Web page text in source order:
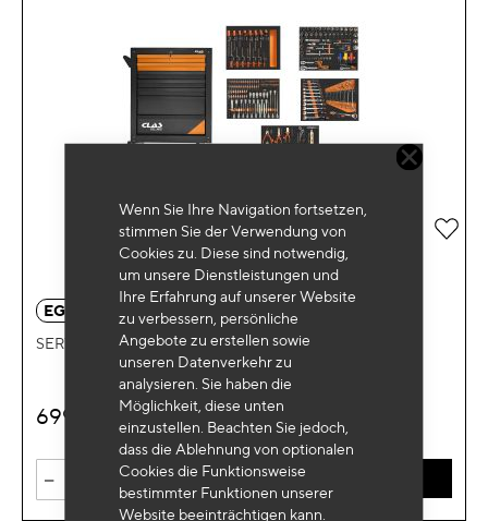
Wenn Sie Ihre Navigation fortsetzen,
stimmen Sie der Verwendung von
Cookies zu. Diese sind notwendig,
um unsere Dienstleistungen und
Ihre Erfahrung auf unserer Website
zu verbessern, persönliche
Angebote zu erstellen sowie
unseren Datenverkehr zu
analysieren. Sie haben die
Möglichkeit, diese unten
einzustellen. Beachten Sie jedoch,
dass die Ablehnung von optionalen
Cookies die Funktionsweise
bestimmter Funktionen unserer
Website beeinträchtigen kann.
EG 1100BL
SERVIERWAGEN 7 Schubladen + 214 Werkzeuge
699
- IN DEN WARENKORB
Zur